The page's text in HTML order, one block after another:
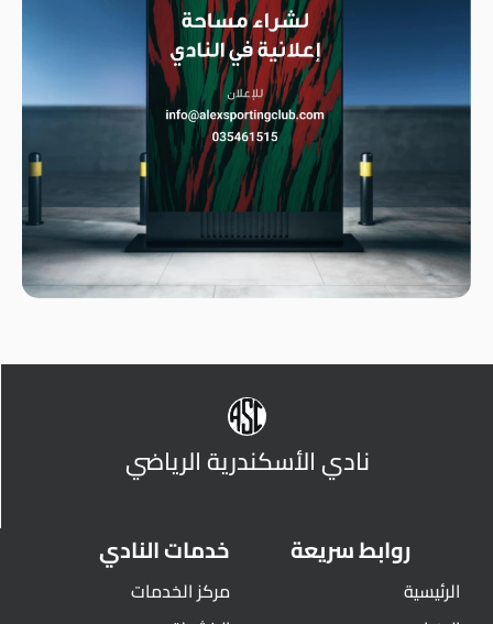
نادي الأسكندرية الرياضي
روابط سريعة
الرئيسية
خدمات النادي
مركز الخدمات